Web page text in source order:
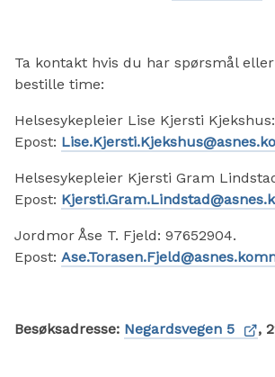
Ta kontakt hvis du har spørsmål
bestille time:
Helsesykepleier Lise Kjersti Kjekshus:
Epost:
Helsesykepleier Kjersti Gram
Epost:
Jordmor Åse T. Fjeld: 97652904.
Epost:
Besøksadresse: Negardsvegen 5 ,